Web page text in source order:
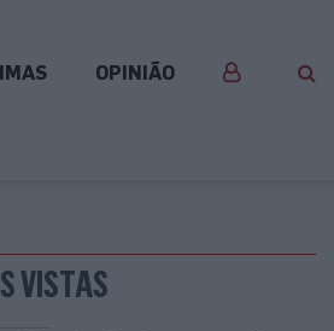
OPINIÃO
VISTAS